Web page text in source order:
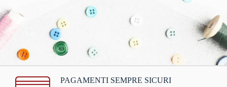
PAGAMENTI SEMPRE SICURI